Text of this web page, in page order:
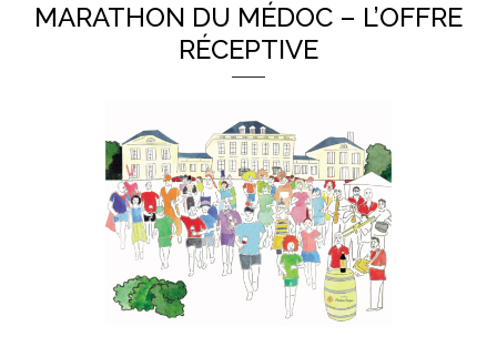
MARATHON DU MÉDOC – L’OFFRE
RÉCEPTIVE